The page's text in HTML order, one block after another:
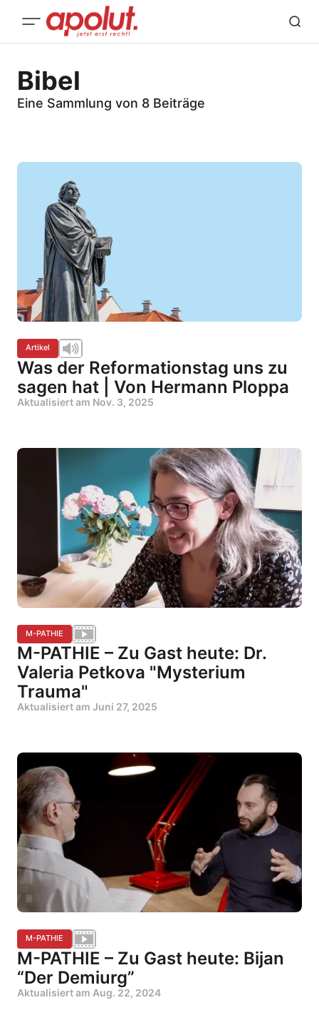
Bibel
Eine Sammlung von 8 Beiträge
Artikel
Was der Reformationstag uns zu
sagen hat | Von Hermann Ploppa
Aktualisiert am Nov. 3, 2025
M-PATHIE
M-PATHIE – Zu Gast heute: Dr.
Valeria Petkova "Mysterium
Trauma"
Aktualisiert am Juni 27, 2025
M-PATHIE
M-PATHIE – Zu Gast heute: Bijan
“Der Demiurg”
Aktualisiert am Aug. 22, 2024